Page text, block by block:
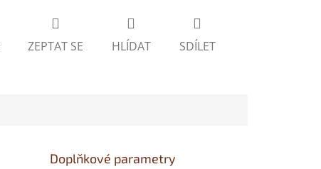
ZEPTAT SE HLÍDAT SDÍLET
Doplňkové parametry